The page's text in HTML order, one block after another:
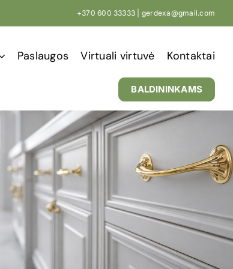
+370 600 33333 | gerdexa@gmail.com
Paslaugos Virtuali virtuvė Kontaktai
BALDININKAMS